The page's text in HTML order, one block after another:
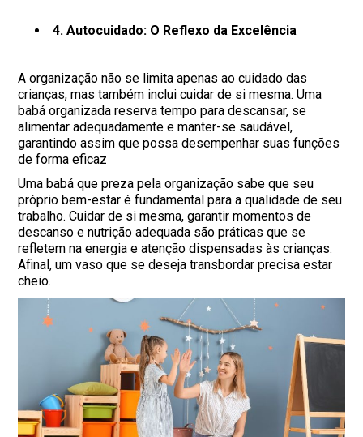
4. Autocuidado: O Reflexo da Excelência
A organização não se limita apenas ao cuidado das
crianças, mas também inclui cuidar de si mesma. Uma
babá organizada reserva tempo para descansar, se
alimentar adequadamente e manter-se saudável,
garantindo assim que possa desempenhar suas funções
de forma eficaz
Uma babá que preza pela organização sabe que seu
próprio bem-estar é fundamental para a qualidade de seu
trabalho. Cuidar de si mesma, garantir momentos de
descanso e nutrição adequada são práticas que se
refletem na energia e atenção dispensadas às crianças.
Afinal, um vaso que se deseja transbordar precisa estar
cheio.